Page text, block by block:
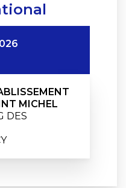
MICHEL
DES